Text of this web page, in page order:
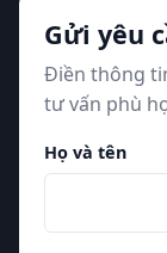
Gửi yêu
Điền thông
tư vấn phù
Họ và tên